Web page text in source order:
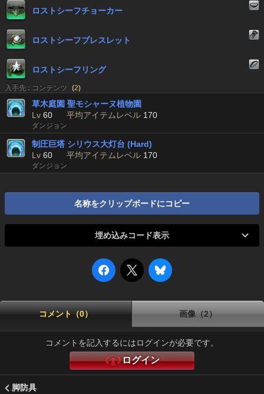
ロストシーフチョーカー
ロストシーフブレスレット
ロストシーフリング
入手先 : コンテンツ (2)
草木庭園 聖モシャーヌ植物園
Lv 60 平均アイテムレベル 170
ダンジョン
制圧巨塔 シリウス大灯台 (Hard)
Lv 60 平均アイテムレベル 170
ダンジョン
名称をクリップボードにコピー
埋め込みコード表示
コメント（0） 画像（2）
コメントを記入するにはログインが必要です。
ログイン
脚防具